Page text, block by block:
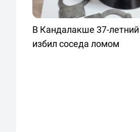
В Кандалакше 37-
избил соседа ломом